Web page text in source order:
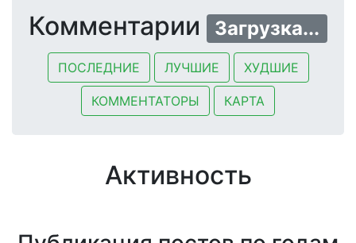
Комментарии Загрузка...
ПОСЛЕДНИЕ ЛУЧШИЕ ХУДШИЕ
КОММЕНТАТОРЫ КАРТА
Активность